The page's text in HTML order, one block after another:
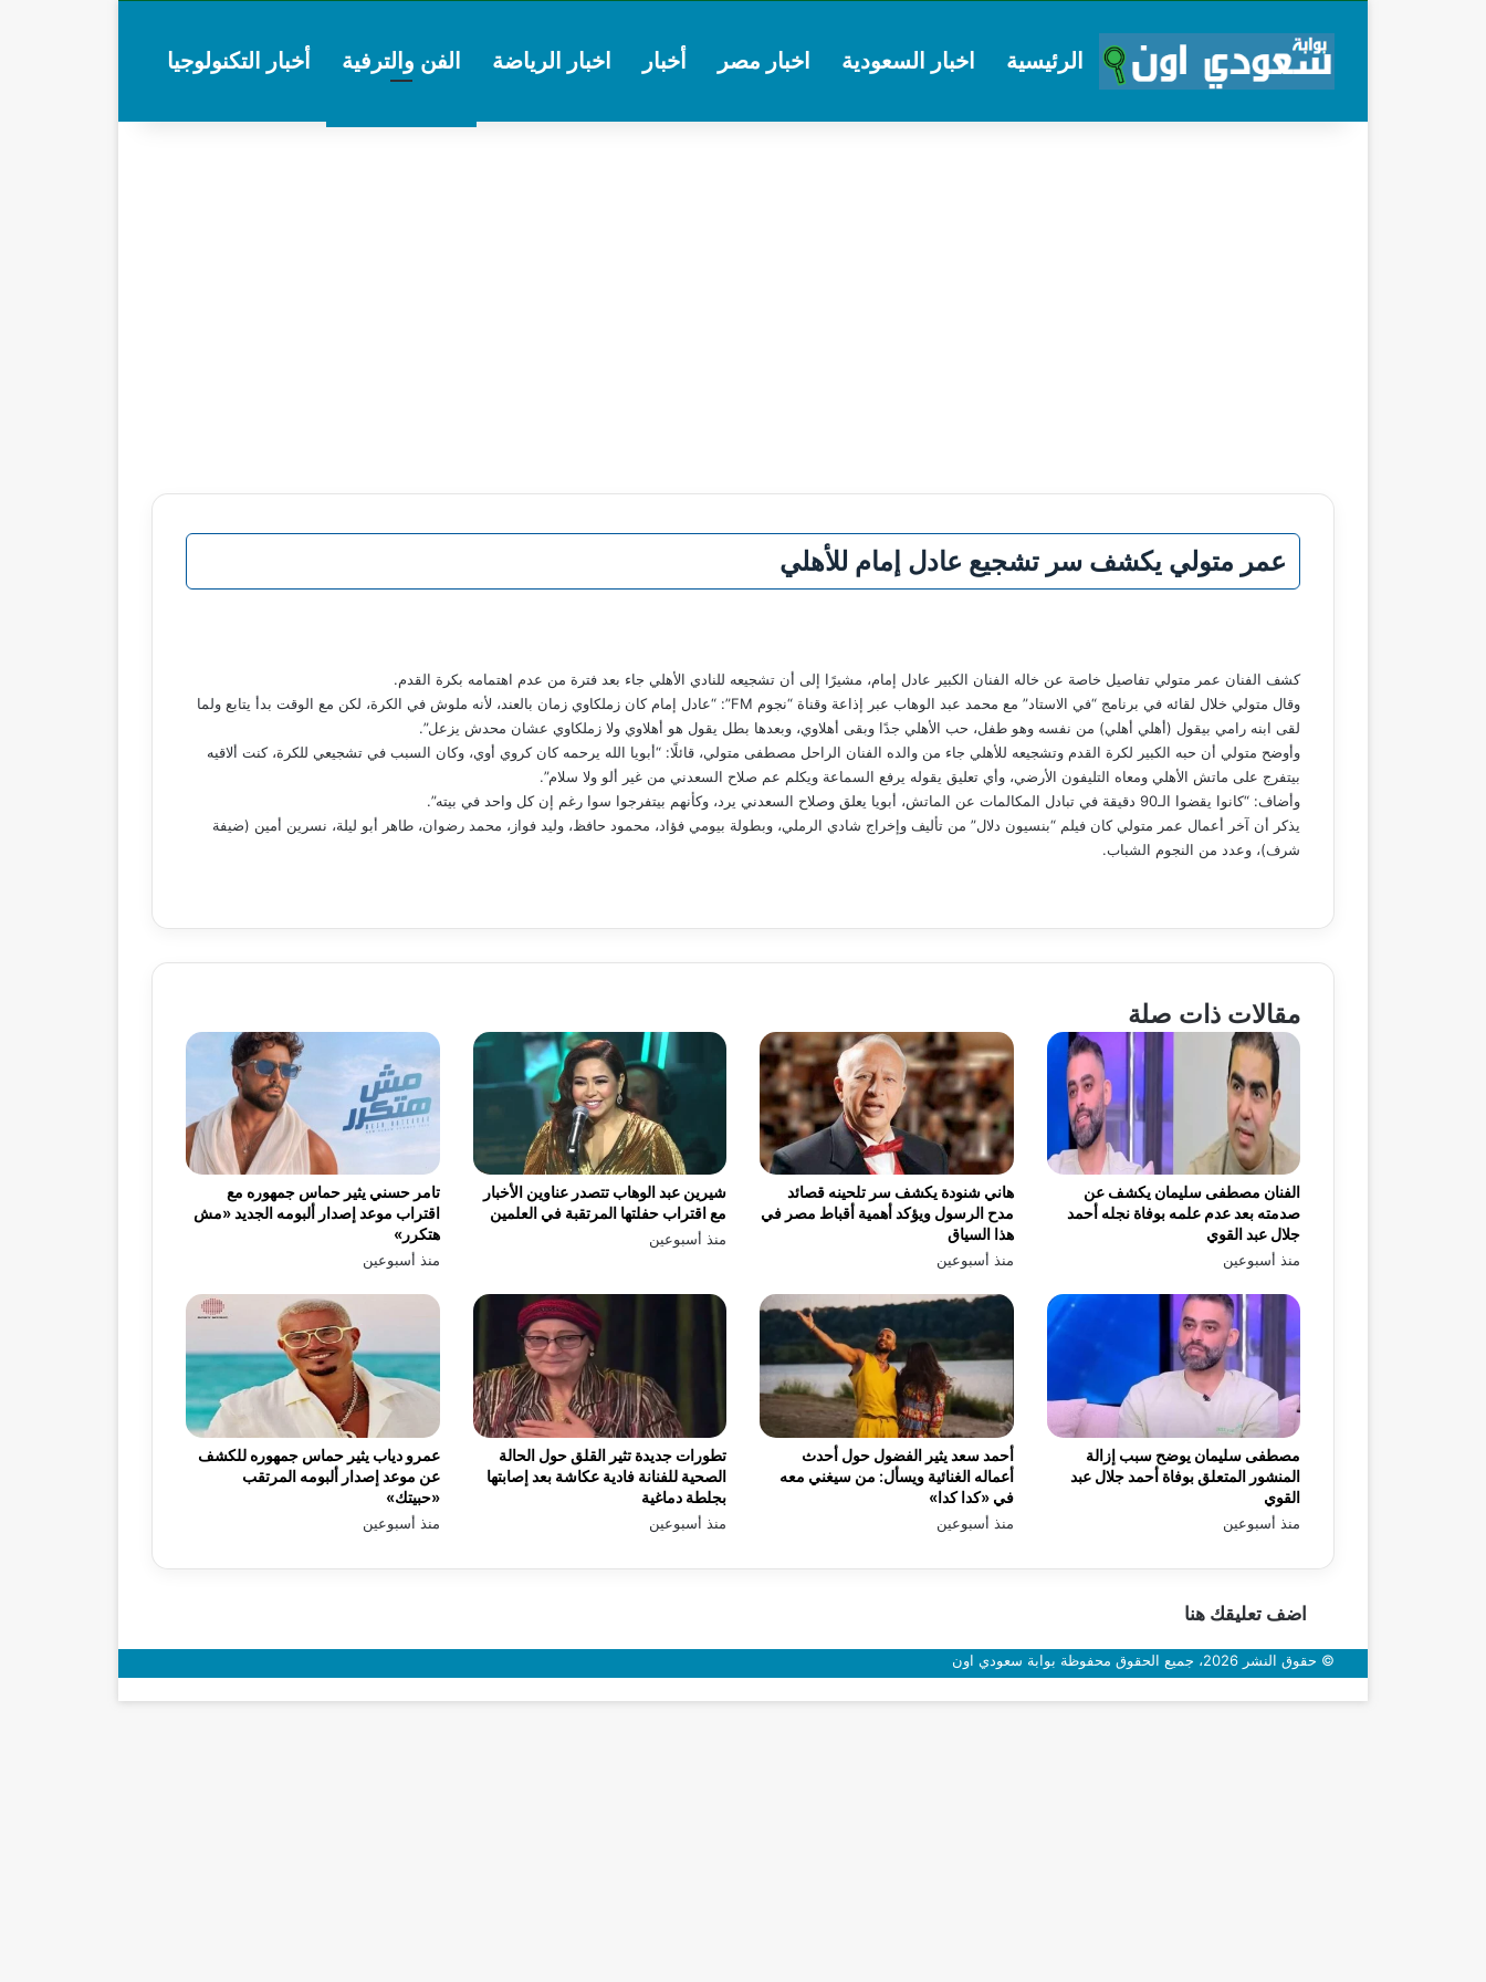
الرئيسية اخبار السعودية اخبار مصر أخبار اخبار الرياضة الفن والترفية أخبار التكنولوجيا
عمر متولي يكشف سر تشجيع عادل إمام للأهلي
كشف الفنان عمر متولي تفاصيل خاصة عن خاله الفنان الكبير عادل إمام، مشيرًا إلى أن تشجيعه للنادي الأهلي جاء بعد فترة من عدم اهتمامه بكرة القدم.
وقال متولي خلال لقائه في برنامج “في الاستاد” مع محمد عبد الوهاب عبر إذاعة وقناة “نجوم FM”: “عادل إمام كان زملكاوي زمان بالعند، لأنه ملوش في الكرة، لكن مع الوقت بدأ يتابع ولما
لقى ابنه رامي بيقول (أهلي أهلي) من نفسه وهو طفل، حب الأهلي جدًا وبقى أهلاوي، وبعدها بطل يقول هو أهلاوي ولا زملكاوي عشان محدش يزعل”.
وأوضح متولي أن حبه الكبير لكرة القدم وتشجيعه للأهلي جاء من والده الفنان الراحل مصطفى متولي، قائلًا: “أبويا الله يرحمه كان كروي أوي، وكان السبب في تشجيعي للكرة، كنت ألاقيه
بيتفرج على ماتش الأهلي ومعاه التليفون الأرضي، وأي تعليق يقوله يرفع السماعة ويكلم عم صلاح السعدني من غير ألو ولا سلام”.
وأضاف: “كانوا يقضوا الـ90 دقيقة في تبادل المكالمات عن الماتش، أبويا يعلق وصلاح السعدني يرد، وكأنهم بيتفرجوا سوا رغم إن كل واحد في بيته”.
يذكر أن آخر أعمال عمر متولي كان فيلم “بنسيون دلال” من تأليف وإخراج شادي الرملي، وبطولة بيومي فؤاد، محمود حافظ، وليد فواز، محمد رضوان، طاهر أبو ليلة، نسرين أمين (ضيفة
شرف)، وعدد من النجوم الشباب.
مقالات ذات صلة
تامر حسني يثير حماس جمهوره مع
اقتراب موعد إصدار ألبومه الجديد «مش
هتكرر»
منذ أسبوعين
شيرين عبد الوهاب تتصدر عناوين الأخبار
مع اقتراب حفلتها المرتقبة في العلمين
منذ أسبوعين
هاني شنودة يكشف سر تلحينه قصائد
مدح الرسول ويؤكد أهمية أقباط مصر في
هذا السياق
منذ أسبوعين
الفنان مصطفى سليمان يكشف عن
صدمته بعد عدم علمه بوفاة نجله أحمد
جلال عبد القوي
منذ أسبوعين
عمرو دياب يثير حماس جمهوره للكشف
عن موعد إصدار ألبومه المرتقب
«حبيتك»
منذ أسبوعين
تطورات جديدة تثير القلق حول الحالة
الصحية للفنانة فادية عكاشة بعد إصابتها
بجلطة دماغية
منذ أسبوعين
أحمد سعد يثير الفضول حول أحدث
أعماله الغنائية ويسأل: من سيغني معه
في «كدا كدا»
منذ أسبوعين
مصطفى سليمان يوضح سبب إزالة
المنشور المتعلق بوفاة أحمد جلال عبد
القوي
منذ أسبوعين
اضف تعليقك هنا
© حقوق النشر 2026، جميع الحقوق محفوظة بوابة سعودي اون